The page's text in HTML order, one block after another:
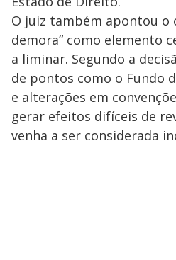
O juiz também apontou o
demora” como elemento
a liminar. Segundo a
de pontos como o Fundo
e alterações em
gerar efeitos difíceis de
venha a ser considerada